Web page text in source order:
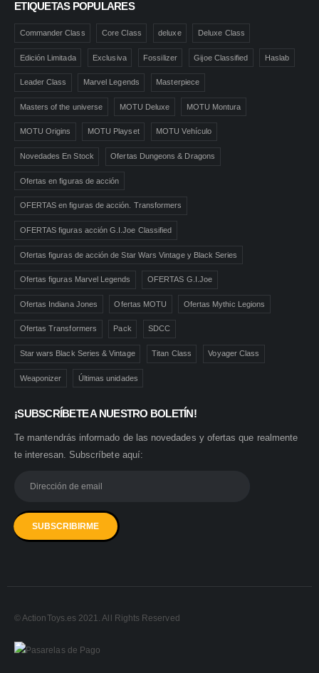
ETIQUETAS POPULARES
Commander Class Core Class deluxe Deluxe Class
Edición Limitada Exclusiva Fossilizer Gijoe Classified Haslab
Leader Class Marvel Legends Masterpiece
Masters of the universe MOTU Deluxe MOTU Montura
MOTU Origins MOTU Playset MOTU Vehículo
Novedades En Stock Ofertas Dungeons & Dragons
Ofertas en figuras de acción
OFERTAS en figuras de acción. Transformers
OFERTAS figuras acción G.I.Joe Classified
Ofertas figuras de acción de Star Wars Vintage y Black Series
Ofertas figuras Marvel Legends OFERTAS G.I.Joe
Ofertas Indiana Jones Ofertas MOTU Ofertas Mythic Legions
Ofertas Transformers Pack SDCC
Star wars Black Series & Vintage Titan Class Voyager Class
Weaponizer Últimas unidades
¡SUBSCRÍBETE A NUESTRO BOLETÍN!
Te mantendrás informado de las novedades y ofertas que realmente
te interesan. Subscríbete aquí:
© ActionToys.es 2021. All Rights Reserved